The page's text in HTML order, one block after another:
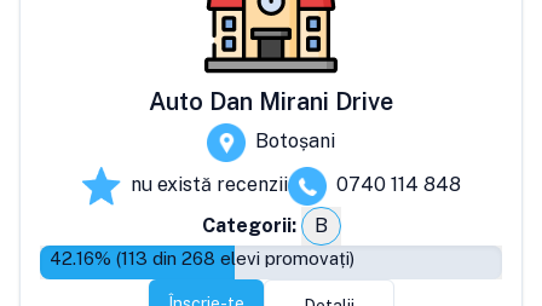
Auto Dan Mirani Drive
Botoșani
nu există recenzii
0740 114 848
Categorii:
B
42.16% (113 din 268 elevi promovați)